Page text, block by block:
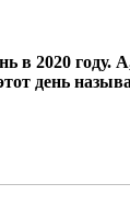
в 2020
день